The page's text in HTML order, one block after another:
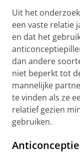
Uit het
een vaste relatie
en dat het
dan andere
niet beperkt tot
mannelijke
te vinden als ze
relatief gezien
gebruiken.